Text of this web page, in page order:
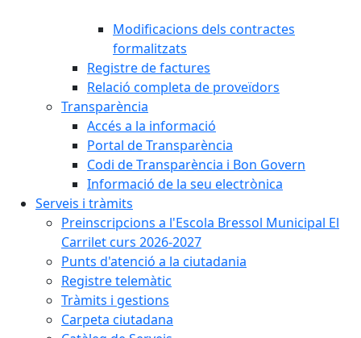
Modificacions dels contractes
formalitzats
Registre de factures
Relació completa de proveïdors
Transparència
Accés a la informació
Portal de Transparència
Codi de Transparència i Bon Govern
Informació de la seu electrònica
Serveis i tràmits
Preinscripcions a l'Escola Bressol Municipal El
Carrilet curs 2026-2027
Punts d'atenció a la ciutadania
Registre telemàtic
Tràmits i gestions
Carpeta ciutadana